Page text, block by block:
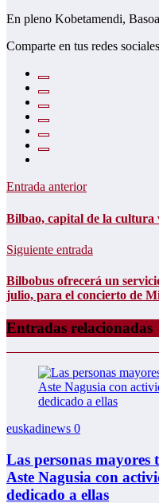
En pleno Kobetamendi,
Comparte en tus redes
Entrada anterior
Bilbao, capital de la cultura
Siguiente entrada
Bilbobus ofrecerá un
julio, para el concierto de
Entradas relacionadas
euskadinews 0
Las personas mayores
Aste Nagusia con
dedicado a ellas